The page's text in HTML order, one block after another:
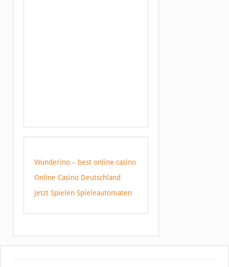
Wunderino – best online casino
Online Casino Deutschland
Jetzt Spielen Spieleautomaten